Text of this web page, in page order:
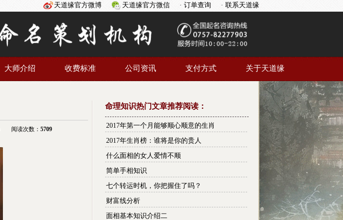
· 联系天道缘
· 订单查询
天道缘官方微信
天道缘官方微博
大师介绍 收费标准 公司资讯 支付方式 关于天道缘
阅读次数： 5709
命理知识热门文章推荐阅读：
2017年第一个月能够顺心顺意的生肖
2017年生肖榜：谁将是你的贵人
什么面相的女人爱情不顺
简单手相知识
七个转运时机，你把握住了吗？
财富线分析
面相基本知识介绍二